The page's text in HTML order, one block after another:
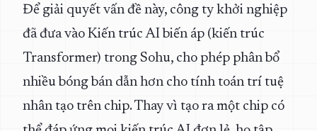
Để giải quyết vấn đề này, công ty khởi nghiệp
đã đưa vào Kiến trúc AI biến áp (kiến trúc
Transformer) trong Sohu, cho phép phân bổ
nhiều bóng bán dẫn hơn cho tính toán trí tuệ
nhân tạo trên chip. Thay vì tạo ra một chip có